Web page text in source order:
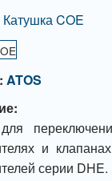
ATOS
и
серии DHE.